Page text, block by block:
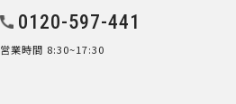
0120-597-441
営業時間 8:30~17:30